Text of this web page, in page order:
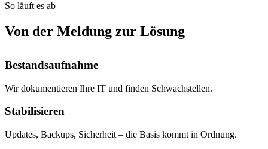
So läuft es ab
Von der Meldung zur Lösung
Bestandsaufnahme
Wir dokumentieren Ihre IT und finden Schwachstellen.
Stabilisieren
Updates, Backups, Sicherheit – die Basis kommt in Ordnung.